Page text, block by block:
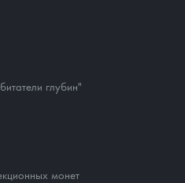
глубин"
монет